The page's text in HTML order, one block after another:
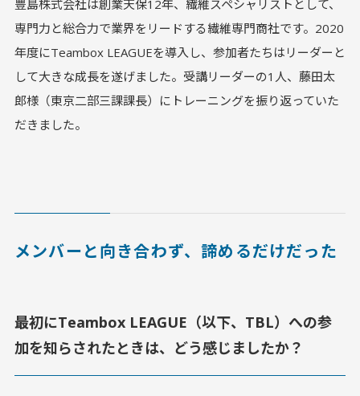
豊島株式会社は創業天保12年、繊維スペシャリストとして、
専門力と総合力で業界をリードする繊維専門商社です。2020
年度にTeambox LEAGUEを導入し、参加者たちはリーダーと
して大きな成長を遂げました。受講リーダーの1人、藤田太
郎様（東京二部三課課長）にトレーニングを振り返っていた
だきました。
メンバーと向き合わず、諦めるだけだった
最初にTeambox LEAGUE（以下、TBL）への参
加を知らされたときは、どう感じましたか？